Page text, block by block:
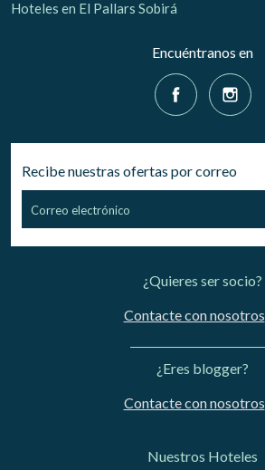
Hoteles en El Pallars Sobirá
Encuéntranos en
Recibe nuestras ofertas por correo
¿Quieres ser socio?
Contacte con nosotros
¿Eres blogger?
Contacte con nosotros
Nuestros Hoteles